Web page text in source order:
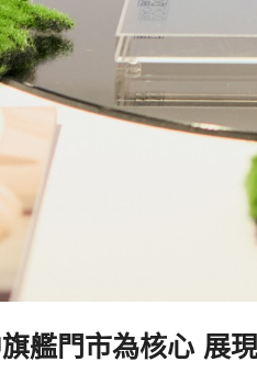
艦門市為核心 展